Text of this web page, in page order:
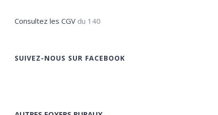
Consultez les CGV du 140
SUIVEZ-NOUS SUR FACEBOOK